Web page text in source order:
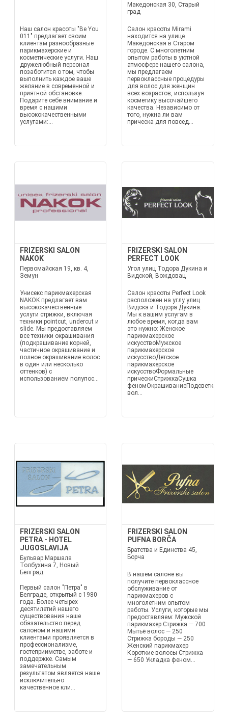
Наш салон красоты "Be You
011" предлагает своим
клиентам разнообразные
парикмахерские и
косметические услуги. Наш
дружелюбный персонал
позаботится о том, чтобы
выполнить каждое ваше
желание в современной и
приятной обстановке.
Подарите себе внимание и
время с нашими
высококачественными
услугами:...
Македонская 30, Старый
град
Салон красоты Mirami
находится на улице
Македонская в Старом
городе. С многолетним
опытом работы в уютной
атмосфере нашего салона,
мы предлагаем
первоклассные процедуры
для волос для женщин
всех возрастов, используя
косметику высочайшего
качества. Независимо от
того, нужна ли вам
прическа для повсед...
FRIZERSKI SALON
NAKOK
Первомайская 19, кв. 4,
Земун
Унисекс парикмахерская
NAKOK предлагает вам
высококачественные
услуги стрижки, включая
техники pointcut, undercut и
slide. Мы предоставляем
все техники окрашивания
(подкрашивание корней,
частичное окрашивание и
полное окрашивание волос
в один или несколько
оттенков) с
использованием полупос...
FRIZERSKI SALON
PERFECT LOOK
Угол улиц Тодора Дукина и
Видской, Вождовац
Салон красоты Perfect Look
расположен на углу улиц
Видска и Тодора Дукина.
Мы к вашим услугам в
любое время, когда вам
это нужно: Женское
парикмахерское
искусствоМужское
парикмахерское
искусствоДетское
парикмахерское
искусствоФормальные
прическиСтрижкаСушка
вол...
FRIZERSKI SALON
PETRA - HOTEL
JUGOSLAVIJA
Бульвар Маршала
Толбухина 7, Новый
Белград
Первый салон "Петра" в
Белграде, открытый с 1980
года. Более четырех
десятилетий нашего
существования наше
обязательство перед
салоном и нашими
клиентами проявляется в
профессионализме,
гостеприимстве, заботе и
поддержке. Самым
замечательным
результатом является наше
исключительно
качественное кли...
FRIZERSKI SALON
PUFNA BORČA
Братства и Единства 45,
Борча
В нашем салоне вы
получите первоклассное
обслуживание от
парикмахеров с
многолетним опытом
работы. Услуги, которые мы
предоставляем: Мужской
парикмахер Стрижка — 700
Мытьё волос — 250
Стрижка бороды — 250
Женский парикмахер
Короткие волосы Стрижка
— 650 Укладка феном...